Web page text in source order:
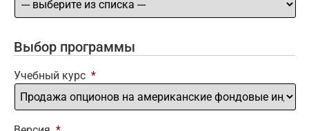
Выбор программы
Учебный курс *